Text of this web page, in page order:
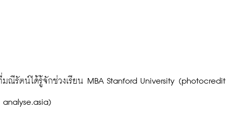
analyse.asia)